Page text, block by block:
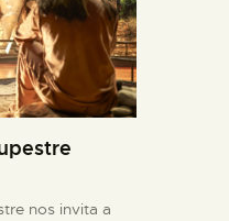
nos invita a